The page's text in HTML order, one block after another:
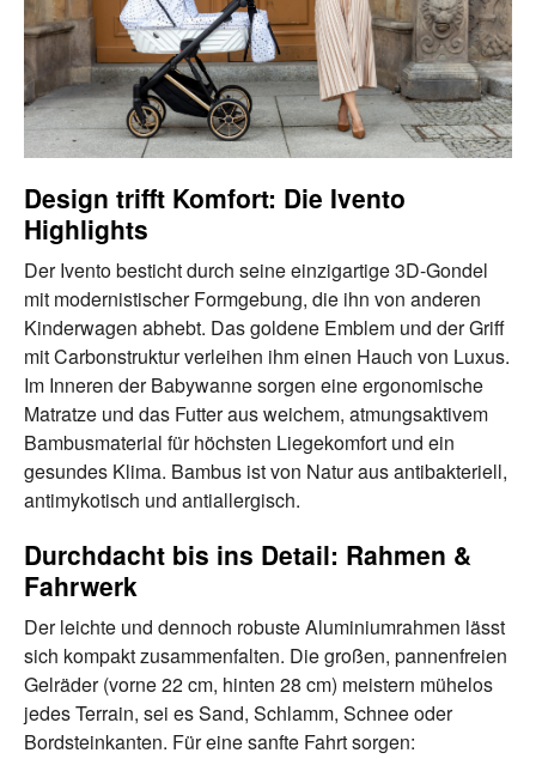
Design trifft Komfort: Die Ivento
Highlights
Der Ivento besticht durch seine einzigartige 3D-Gondel
mit modernistischer Formgebung, die ihn von anderen
Kinderwagen abhebt. Das goldene Emblem und der Griff
mit Carbonstruktur verleihen ihm einen Hauch von Luxus.
Im Inneren der Babywanne sorgen eine ergonomische
Matratze und das Futter aus weichem, atmungsaktivem
Bambusmaterial für höchsten Liegekomfort und ein
gesundes Klima. Bambus ist von Natur aus antibakteriell,
antimykotisch und antiallergisch.
Durchdacht bis ins Detail: Rahmen &
Fahrwerk
Der leichte und dennoch robuste Aluminiumrahmen lässt
sich kompakt zusammenfalten. Die großen, pannenfreien
Gelräder (vorne 22 cm, hinten 28 cm) meistern mühelos
jedes Terrain, sei es Sand, Schlamm, Schnee oder
Bordsteinkanten. Für eine sanfte Fahrt sorgen: